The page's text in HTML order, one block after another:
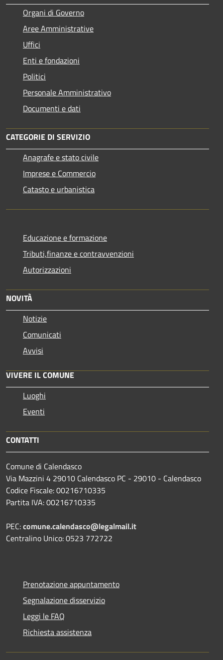
Organi di Governo
Aree Amministrative
Uffici
Enti e fondazioni
Politici
Personale Amministrativo
Documenti e dati
CATEGORIE DI SERVIZIO
Anagrafe e stato civile
Imprese e Commercio
Catasto e urbanistica
Educazione e formazione
Tributi,finanze e contravvenzioni
Autorizzazioni
NOVITÀ
Notizie
Comunicati
Avvisi
VIVERE IL COMUNE
Luoghi
Eventi
CONTATTI
Comune di Calendasco
Via Mazzini 4 29010 Calendasco PC - 29010 - Calendasco
Codice Fiscale: 00216710335
Partita IVA: 00216710335
PEC:comune.calendasco@legalmail.it
Centralino Unico: 0523 772722
Prenotazione appuntamento
Segnalazione disservizio
Leggi le FAQ
Richiesta assistenza